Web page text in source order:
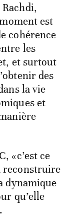
est
cohérence
les
et surtout
des
la vie
et
«c’est ce
reconstruire
dynamique
qu’elle